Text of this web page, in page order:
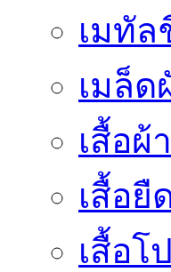
เมทัล
เมล็ด
เสื้อผ้
เสื้อยื
เสื้อโ